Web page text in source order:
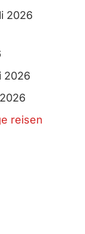
2026
2026
reisen